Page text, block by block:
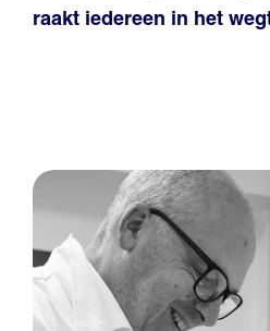
raakt iedereen in het